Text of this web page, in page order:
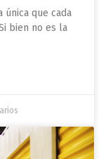
única que cada
bien no es la